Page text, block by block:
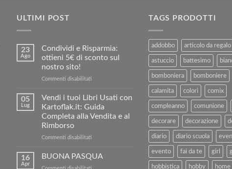
ULTIMI POST
23
Ago
Condividi e Risparmia:
ottieni 5€ di sconto sul
nostro sito!
Commenti disabilitati
Risparmia:
5€
nostro
sito!
05
Lug
Vendi i tuoi Libri Usati con
Kartoflak.it: Guida
Completa alla Vendita e al
Rimborso
Commenti disabilitati
i
tuoi
16
Apr
BUONA PASQUA
TAGS PRODOTTI
addobbo articolo da regalo
astuccio battesimo
bomboniera bomboniere
calamita colori comix
compleanno comunione
decorare decorazione
diario diario scuola
evento fai da te girl
hobbistica hobby home